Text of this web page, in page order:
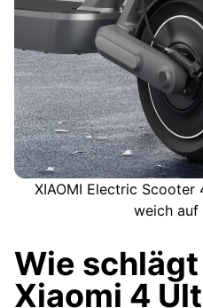
XIAOMI Electric
weich auf
Wie
Xiaomi 4